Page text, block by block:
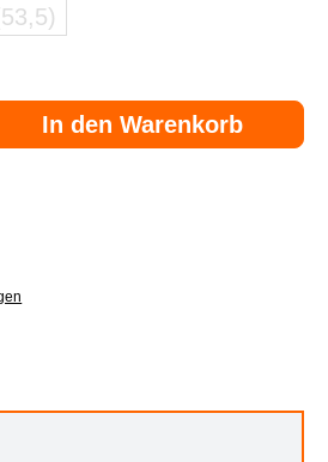
(zurzeit nicht verfügbar.)
Wert ein oder benutze die
In den Warenkorb